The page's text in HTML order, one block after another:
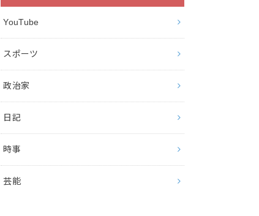
YouTube
スポーツ
政治家
日記
時事
芸能